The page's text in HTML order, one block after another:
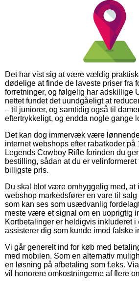
Det har vist sig at være vældig
dødelige at finde de laveste priser fra
forretninger, og følgelig har adskillige
nettet fundet det uundgåeligt at
– til juniorer, og samtidig også til
eftertrykkeligt, og endda nogle gange
Det kan dog immervæk være
internet webshops efter rabatkoder på
Legends Cowboy Rifle forinden du
bestilling, sådan at du er
billigste pris.
Du skal blot være omhyggelig med, at
webshop markedsfører en vare til
som kan ses som usædvanlig
meste være et signal om en uoprigtig
Kortbetalinger er heldigvis inkluderet i
assisterer dig som kunde imod falske
Vi går generelt ind for køb med
med mobilen. Som en alternativ
en løsning på afbetaling som f.eks.
vil honorere omkostningerne af flere